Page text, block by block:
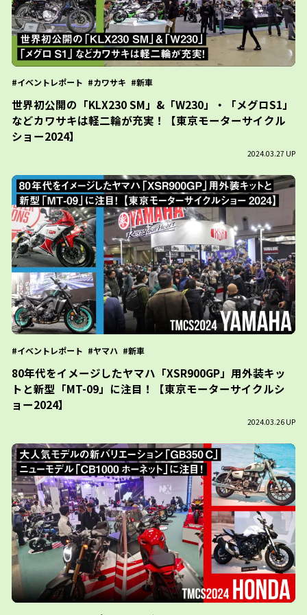
イベントレポート カワサキ 新車
世界初公開の「KLX230 SM」&「W230」・「メグロS1」
などカワサキは軽二輪が充実！【東京モーターサイクル
ショー2024】
2024.03.27 UP
イベントレポート ヤマハ 新車
80年代をイメージしたヤマハ「XSR900GP」用外装キッ
トと新型「MT-09」に注目！【東京モーターサイクルシ
ョー2024】
2024.03.26 UP